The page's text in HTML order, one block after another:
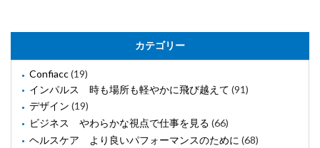
カテゴリー
Confiacc(19)
インパルス 時も場所も軽やかに飛び越えて (91)
デザイン (19)
ビジネス やわらかな視点で仕事を見る (66)
ヘルスケア より良いパフォーマンスのために (68)